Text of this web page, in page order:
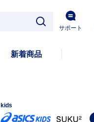
サポート
新着商品
kids